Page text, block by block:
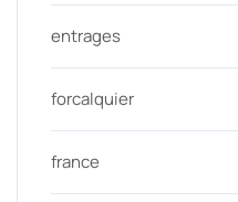
entrages
forcalquier
france